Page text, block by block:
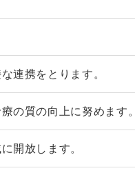
連携をとります。
の質の向上に努めます。
開放します。